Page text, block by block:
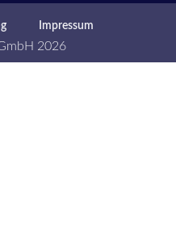
2026
Impressum